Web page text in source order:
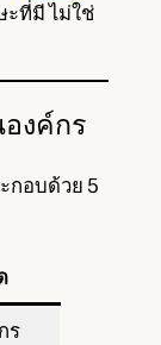
ที่มี ไม่ใช่
งค์กร
กอบด้วย 5
ร